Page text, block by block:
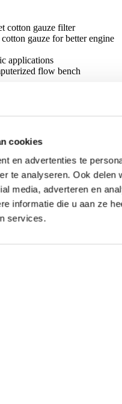
cookies
en advertenties te
te analyseren. Ook
media, adverteren en
informatie die u aan ze
services.
cotton gauze filter
gauze for better engine
applications
flow bench
vac
sensor
- het